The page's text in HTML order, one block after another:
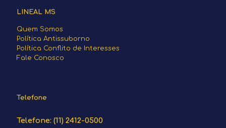
LINEAL MS
Quem Somos
Política Antissuborno
Política Conflito de Interesses
Fale Conosco
Telefone
Telefone: (11) 2412-0500